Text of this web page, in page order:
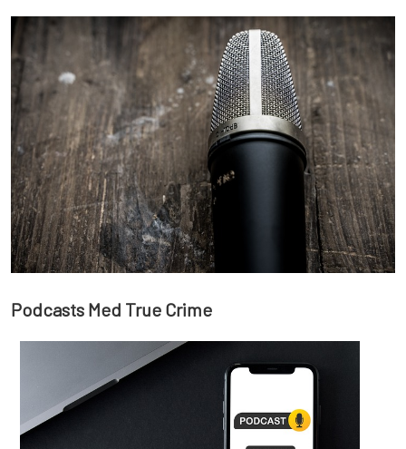
Podcasts Med True Crime